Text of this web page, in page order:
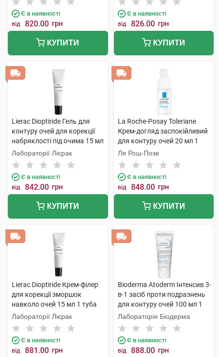
Є в наявності
від 820.00 грн
КУПИТИ
Є в наявності
від 826.00 грн
КУПИТИ
Lierac Dioptiride Гель для
контуру очей для корекції
набряклості під очима 15 мл
1 туба
Лабораторії Лієрак
Є в наявності
від 842.00 грн
КУПИТИ
La Roche-Posay Toleriane
Крем-догляд заспокійливий
для контуру очей 20 мл 1
флакон
Ля Рош-Позе
Є в наявності
від 848.00 грн
КУПИТИ
Lierac Dioptiride Крем-філер
для корекції зморшок
навколо очей 15 мл 1 туба
Лабораторії Лієрак
Є в наявності
від 881.00 грн
Bioderma Atoderm Інтенсив 3-
в-1 засіб проти подразнень
для контуру очей 100 мл 1
туба
Лабораторія Біодерма
Є в наявності
від 888.00 грн